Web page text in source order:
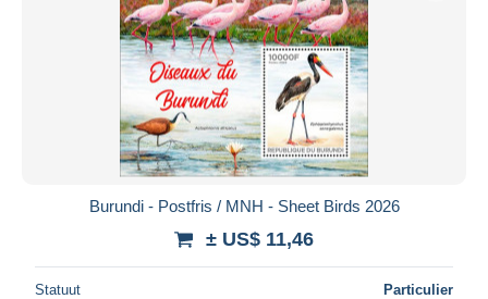
Burundi - Postfris / MNH - Sheet Birds 2026
± US$ 11,46
Statuut Particulier